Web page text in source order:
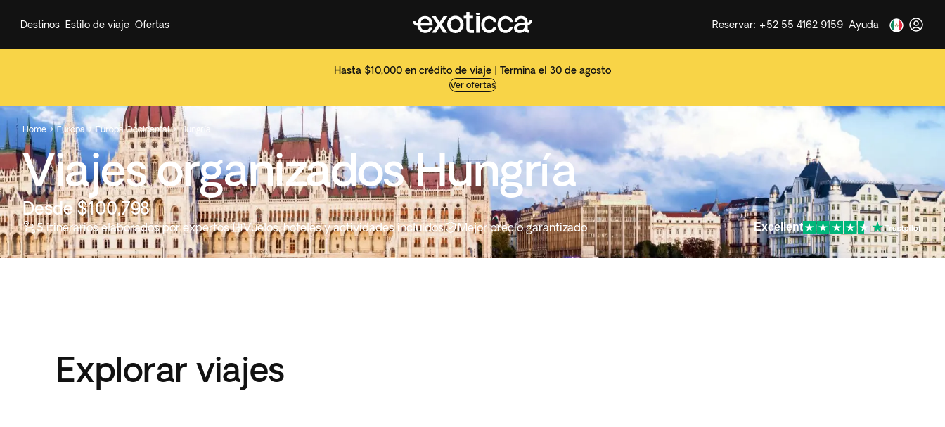
Hasta $10,000 en crédito de viaje | Termina el 30 de agosto
Ver ofertas
Destinos Estilo de viaje Ofertas Reservar: +52 55 4162 9159 Ayuda
Home  Europa Europa Occidental  Hungría
Viajes organizados Hungría
Desde $100,798
5 itinerarios elaborados por expertos Vuelos, hoteles y actividades incluidos Mejor precio garantizado Excellent
Explorar viajes